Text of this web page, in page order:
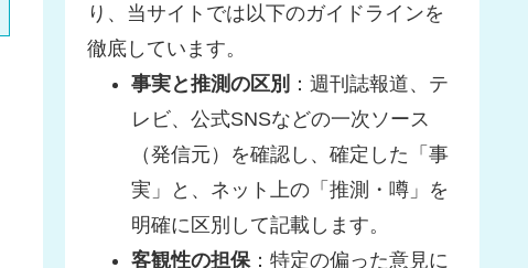
り、当サイトでは以下のガイドラインを
徹底しています。
事実と推測の区別 ：週刊誌報道、テ
レビ、公式SNSなどの一次ソース
（発信元）を確認し、確定した「事
実」と、ネット上の「推測・噂」を
明確に区別して記載します。
客観性の担保 ：特定の偏った意見に